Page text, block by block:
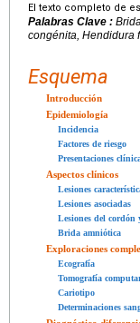
El texto completo de
Palabras Clave :
congénita, Hendidura
Esquema
Introducción
Epidemiología
Incidencia
Factores de riesgo
Presentaciones
Aspectos clínicos
Lesiones
Lesiones asociadas
Lesiones del cordón
Brida amniótica
Exploraciones
Ecografía
Tomografía
Cariotipo
Determinaciones